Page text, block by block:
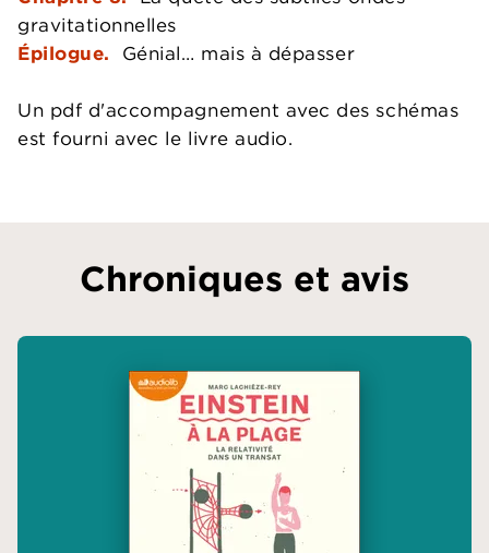
gravitationnelles
Épilogue. Génial… mais à dépasser
Un pdf d'accompagnement avec des schémas
est fourni avec le livre audio.
Chroniques et avis